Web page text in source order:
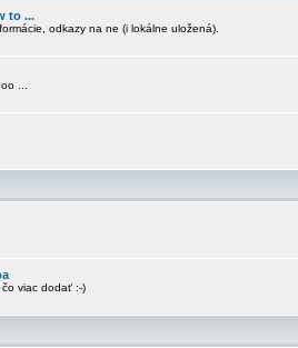
to ...
odkazy na ne (i lokálne uložená).
...
viac dodať :-)